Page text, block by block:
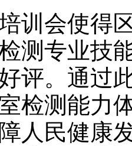
会使得区
测专业技
评。通过
检测能力
人民健康